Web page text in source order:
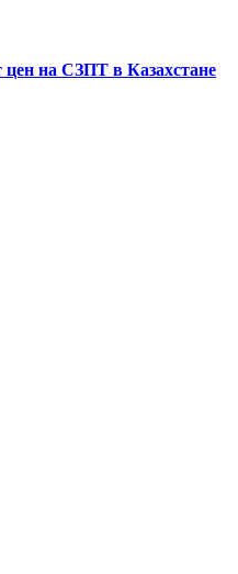
на СЗПТ в Казахстане